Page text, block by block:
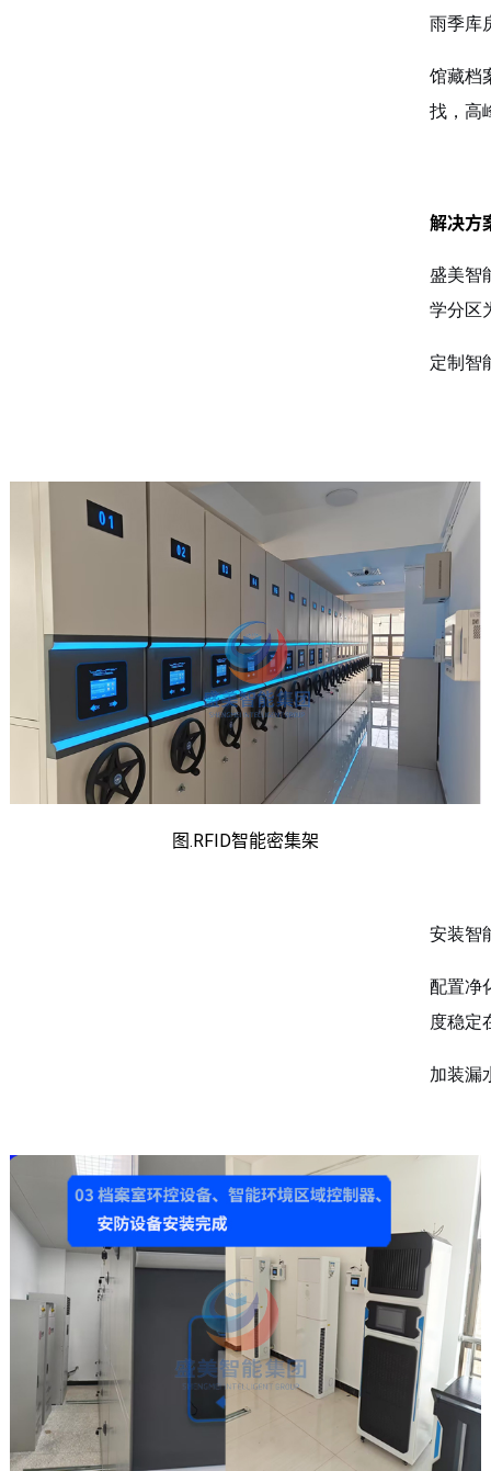
雨季库
馆藏档
找，高
解决方
盛美智
学分区
定制智
图.RFID智能密集架
安装智
配置净
度稳定
加装漏